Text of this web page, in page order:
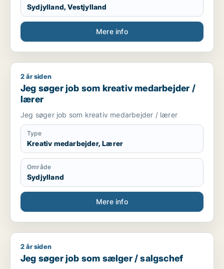
Sydjylland, Vestjylland
Mere info
Jeg søger job som kreativ medarbejder / lærer
2 år siden
Jeg søger job som kreativ medarbejder /
lærer
Jeg søger job som kreativ medarbejder / lærer
Type
Kreativ medarbejder, Lærer
Område
Sydjylland
Mere info
Jeg søger job som sælger / salgschef
2 år siden
Jeg søger job som sælger / salgschef